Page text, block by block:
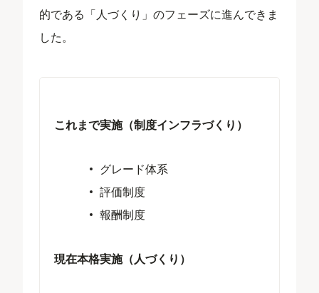
的である「人づくり」のフェーズに進んできま
した。
これまで実施（制度インフラづくり）
グレード体系
評価制度
報酬制度
現在本格実施（人づくり）